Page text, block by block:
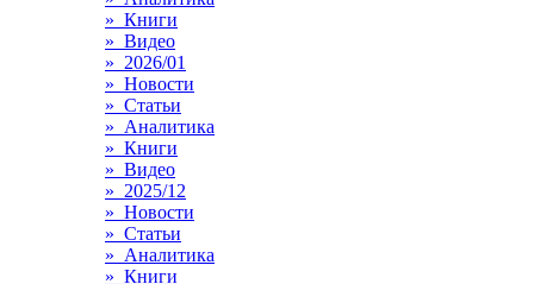
» Книги
» Видео
» 2026/01
» Новости
» Статьи
» Аналитика
» Книги
» Видео
» 2025/12
» Новости
» Статьи
» Аналитика
» Книги